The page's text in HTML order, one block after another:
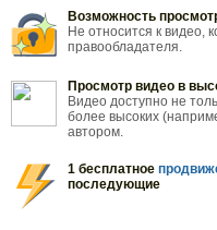
Возможность
Не относится к видео,
правообладателя.
Просмотр видео в
Видео доступно не
более высоких
автором.
1 бесплатное
последующие